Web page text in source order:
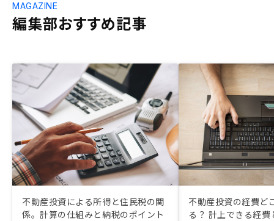
編集部おすすめ記事
MAGAZINE
不動産投資による所得と住民税の関
係。計算の仕組みと納税のポイント
不動産投資の経費ど
る？ 計上できる経費